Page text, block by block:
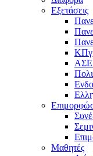
Εξετάσεις
ΚΠγ
Μαθητές